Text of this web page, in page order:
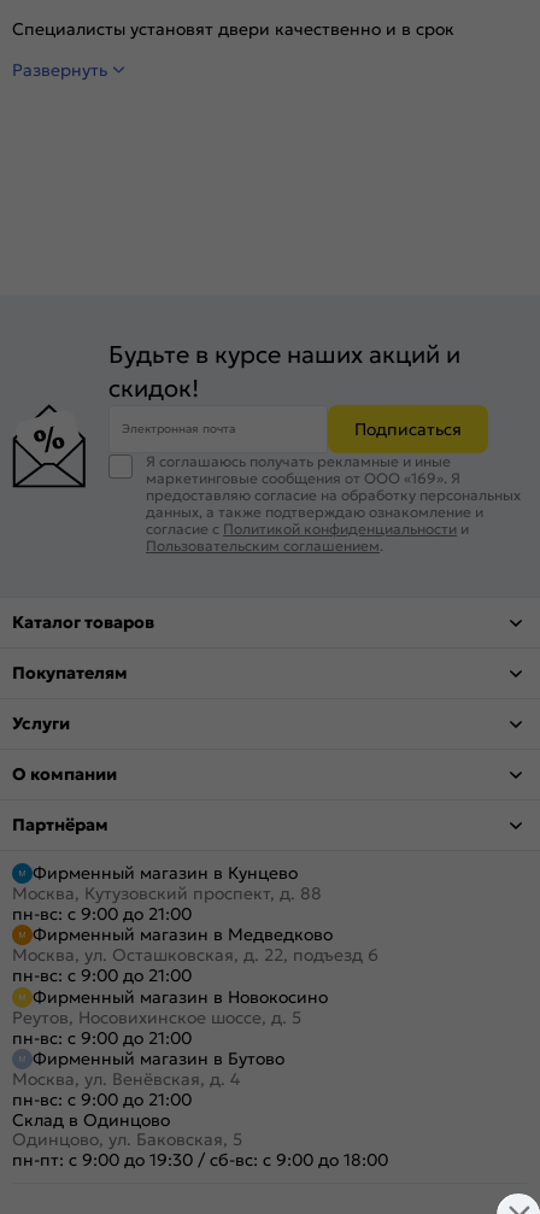
Специалисты установят двери качественно и в срок
Развернуть
Будьте в курсе наших акций и
скидок!
Электронная почта Подписаться
Я соглашаюсь получать рекламные и иные
маркетинговые сообщения от ООО «169». Я
предоставляю согласие на обработку персональных
данных, а также подтверждаю ознакомление и
согласие с Политикой конфиденциальности и
Пользовательским соглашением
Каталог товаров
Покупателям
Услуги
О компании
Партнёрам
Фирменный магазин в Кунцево
Москва, Кутузовский проспект, д. 88
пн-вс: с 9:00 до 21:00
Фирменный магазин в Медведково
Москва, ул. Осташковская, д. 22, подъезд 6
пн-вс: с 9:00 до 21:00
Фирменный магазин в Новокосино
Реутов, Носовихинское шоссе, д. 5
пн-вс: с 9:00 до 21:00
Фирменный магазин в Бутово
Москва, ул. Венёвская, д. 4
пн-вс: с 9:00 до 21:00
Склад в Одинцово
Одинцово, ул. Баковская, 5
пн-пт: с 9:00 до 19:30 / сб-вс: с 9:00 до 18:00